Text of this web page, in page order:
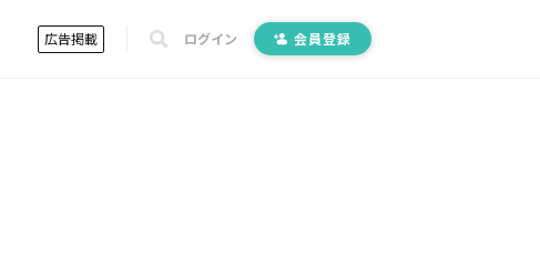
広告掲載 ログイン 会員登録